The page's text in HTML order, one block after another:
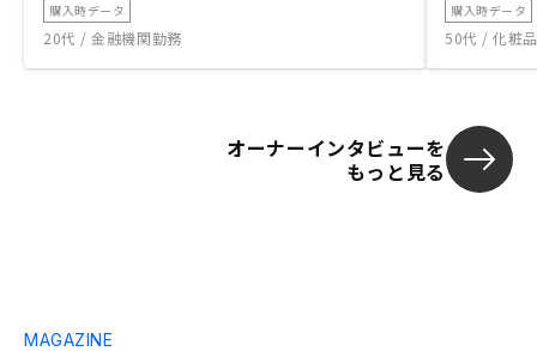
購入時データ
20代 / 金融機関勤務
購入時データ
50代 / 化粧
オーナーインタビューを
もっと見る
MAGAZINE